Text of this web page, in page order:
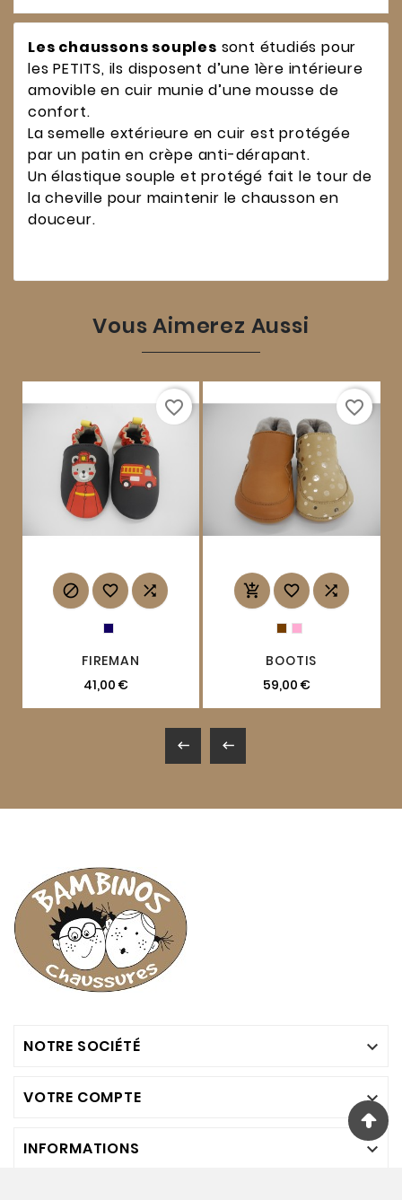
Les chaussons souples sont étudiés pour
les PETITS, ils disposent d’une 1ère intérieure
amovible en cuir munie d’une mousse de
confort.
La semelle extérieure en cuir est protégée
par un patin en crèpe anti-dérapant.
Un élastique souple et protégé fait le tour de
la cheville pour maintenir le chausson en
douceur.
Vous Aimerez Aussi
  
FIREMAN
41,00 €
favorite_border
  
BOOTIS
59,00 €
favorite_border
 
NOTRE SOCIÉTÉ 
VOTRE COMPTE 
INFORMATIONS 